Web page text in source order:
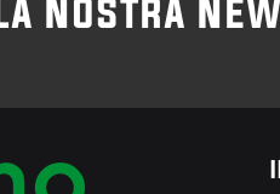
Nostra